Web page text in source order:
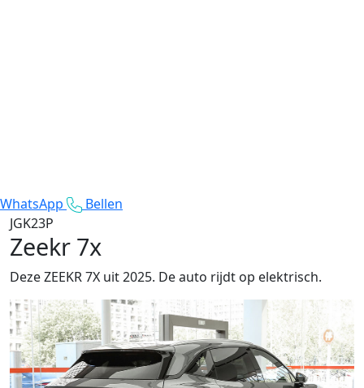
WhatsApp
Bellen
JGK23P
Zeekr 7x
Deze ZEEKR 7X uit 2025. De auto rijdt op elektrisch.